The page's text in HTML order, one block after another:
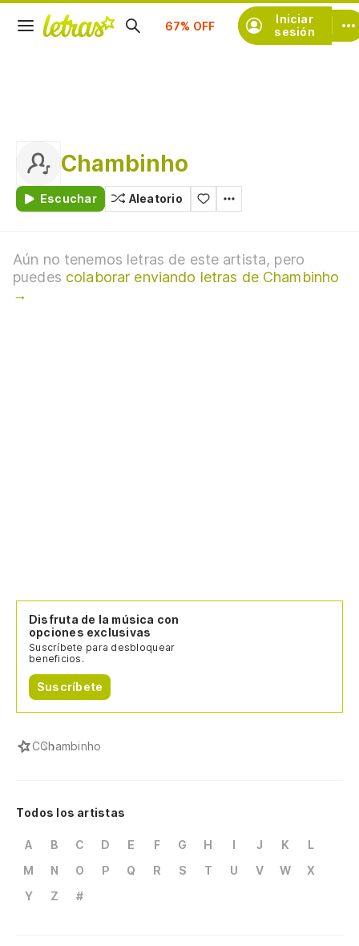
Iniciar
sesión
Suscríbete
Chambinho
Escuchar Aleatorio
Aún no tenemos letras de este artista, pero
puedes colaborar enviando letras de Chambinho
→
Disfruta de la música con
opciones exclusivas
Suscríbete para desbloquear
beneficios.
Suscríbete
CChambinho
Todos los artistas
A B C D E F G H I J K
L
M
N O P Q R S T U V W
X
Y
Z #